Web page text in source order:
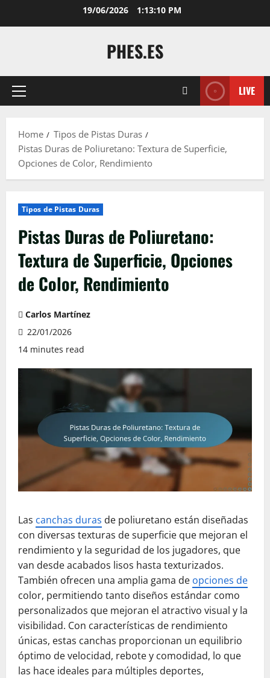
19/06/2026 1:13:11 PM
PHES.ES
Primary
LIVE
Home
Tipos de Pistas Duras
Pistas Duras de Poliuretano: Textura de Superficie,
Opciones de Color, Rendimiento
Tipos de Pistas Duras
Pistas Duras de Poliuretano:
Textura de Superficie, Opciones
de Color, Rendimiento
Carlos Martínez
22/01/2026
14 minutes read
Las canchas duras de poliuretano están diseñadas
con diversas texturas de superficie que mejoran el
rendimiento y la seguridad de los jugadores, que
van desde acabados lisos hasta texturizados.
También ofrecen una amplia gama de opciones de
color, permitiendo tanto diseños estándar como
personalizados que mejoran el atractivo visual y la
visibilidad. Con características de rendimiento
únicas, estas canchas proporcionan un equilibrio
óptimo de velocidad, rebote y comodidad, lo que
las hace ideales para múltiples deportes,